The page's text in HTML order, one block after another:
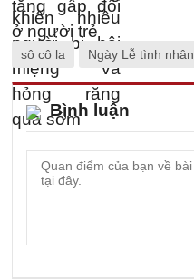
sô cô la Ngày Lễ tình nhân
Bình luận